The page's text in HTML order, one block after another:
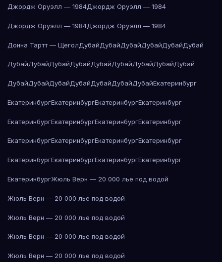
Джордж Оруэлл — 1984Джордж Оруэлл — 1984
Джордж Оруэлл — 1984Джордж Оруэлл — 1984
Донна Тартт — ЩеголДубайДубайДубайДубайДубайДубай
ДубайДубайДубайДубайДубайДубайДубайДубайДубай
ДубайДубайДубайДубайДубайДубайДубайЕкатеринбург
ЕкатеринбургЕкатеринбургЕкатеринбургЕкатеринбург
ЕкатеринбургЕкатеринбургЕкатеринбургЕкатеринбург
ЕкатеринбургЕкатеринбургЕкатеринбургЕкатеринбург
ЕкатеринбургЕкатеринбургЕкатеринбургЕкатеринбург
ЕкатеринбургЖюль Верн — 20 000 лье под водой
Жюль Верн — 20 000 лье под водой
Жюль Верн — 20 000 лье под водой
Жюль Верн — 20 000 лье под водой
Жюль Верн — 20 000 лье под водой